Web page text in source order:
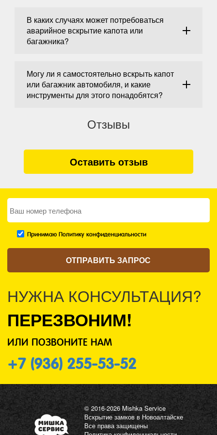
В каких случаях может потребоваться
аварийное вскрытие капота или
багажника?
Могу ли я самостоятельно вскрыть капот
или багажник автомобиля, и какие
инструменты для этого понадобятся?
Отзывы
Оставить отзыв
Принимаю Политику конфиденциальности
НУЖНА КОНСУЛЬТАЦИЯ?
ПЕРЕЗВОНИМ!
ИЛИ ПОЗВОНИТЕ НАМ
+7 (936) 255-53-52
© 2016-2026 Mishka Service
Вскрытие замков в Новоалтайске
Все права защищены